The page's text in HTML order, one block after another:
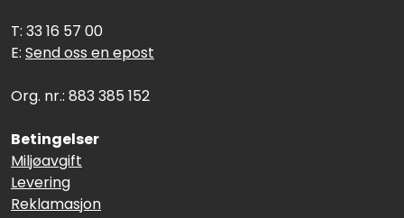
T: 33 16 57 00
E: Send oss en epost
Org. nr.: 883 385 152
Betingelser
Miljøavgift
Levering
Reklamasjon